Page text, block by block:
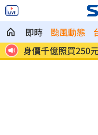
即時 颱風動態
身價千億照買250
做